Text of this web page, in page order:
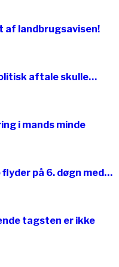
landbrugsavisen!
aftale skulle…
i mands minde
på 6. døgn med…
tagsten er ikke